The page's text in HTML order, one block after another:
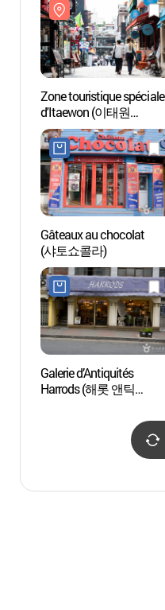
Zone touristique spéciale
d'Itaewon (이태원
관광특구)
Gâteaux au chocolat
(샤토쇼콜라)
Galerie d’Antiquités
Harrods (해롯 앤틱